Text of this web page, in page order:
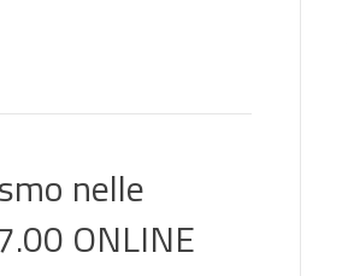
nelle
ONLINE